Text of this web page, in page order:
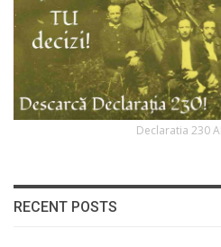
Declaratia 230
RECENT POSTS